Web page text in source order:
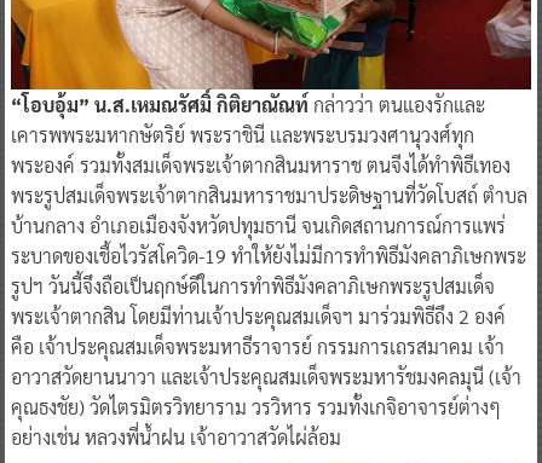
“โอบอุ้ม” น.ส.เหมณรัศมิ์ กิติยาณัณท์ กล่าวว่า ตนแองรักและ
เคารพพระมหากษัตริย์ พระราชินี เเละพระบรมวงศานุวงศ์ทุก
พระองค์ รวมทั้งสมเด็จพระเจ้าตากสินมหาราช ตนจีงได้ทำพิธีเทอง
พระรูปสมเด็จพระเจ้าตากสินมหาราชมาประดิษฐานที่วัดโบสถ์ ตำบล
บ้านกลาง อำเภอเมืองจังหวัดปทุมธานี จนเกิดสถานการณ์การแพร่
ระบาดของเชื้อไวรัสโควิด-19 ทำให้ยังไม่มีการทำพิธีมังคลาภิเษกพระ
รูปฯ วันนี้จึงถือเป็นฤกษ์ดีในการทำพิธีมังคลาภิเษกพระรูปสมเด็จ
พระเจ้าตากสิน โดยมีท่านเจ้าประคุณสมเด็จฯ มาร่วมพิธีถึง 2 องค์
คือ เจ้าประคุณสมเด็จพระมหาธีราจารย์ กรรมการเถรสมาคม เจ้า
อาวาสวัดยานนาวา และเจ้าประคุณสมเด็จพระมหารัชมงคลมุนี (เจ้า
คุณธงชัย) วัดไตรมิตรวิทยาราม วรวิหาร รวมทั้งเกจิอาจารย์ต่างๆ
อย่างเช่น หลวงพี่น้ำฝน เจ้าอาวาสวัดไผ่ล้อม